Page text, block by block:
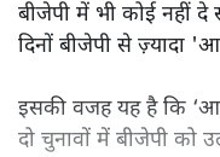
बीजेपी में भी कोई नहीं
दिनों बीजेपी से ज़्यादा
इसकी वजह यह है कि
दो चुनावों में बीजेपी को